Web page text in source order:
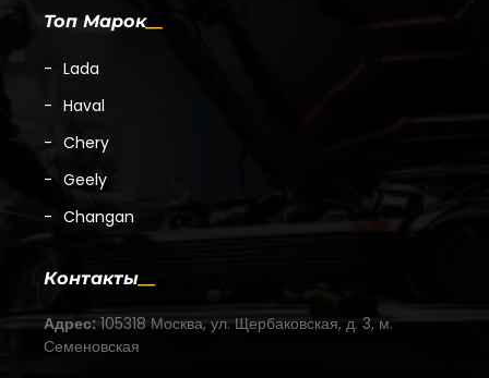
Топ Марок
Lada
Haval
Chery
Geely
Changan
Контакты
Адрес: 105318 Москва, ул. Щербаковская, д. 3, м.
Семеновская